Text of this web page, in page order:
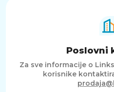
Poslovni
Za sve informacije o
korisnike